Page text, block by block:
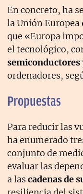
En concreto, ha
la Unión
que «Europa
el tecnológico,
semiconductores
ordenadores,
Propuestas
Para reducir las
ha enumerado
conjunto de
evaluar las
a las cadenas de